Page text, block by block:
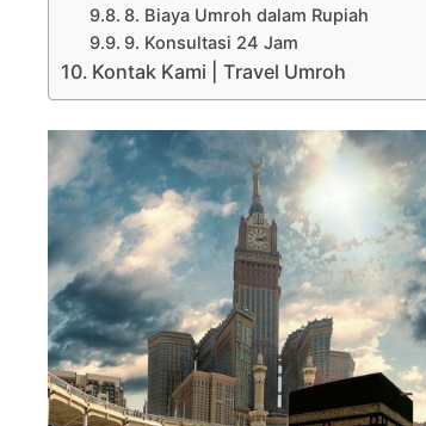
8. Biaya Umroh dalam Rupiah
9. Konsultasi 24 Jam
Kontak Kami | Travel Umroh